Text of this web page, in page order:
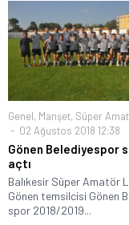
Genel, Manşet, Süper
02 Ağustos 2018 12:38
Gönen Belediyespor
açtı
Balıkesir Süper Amatör
Gönen temsilcisi Gönen
spor 2018/2019...